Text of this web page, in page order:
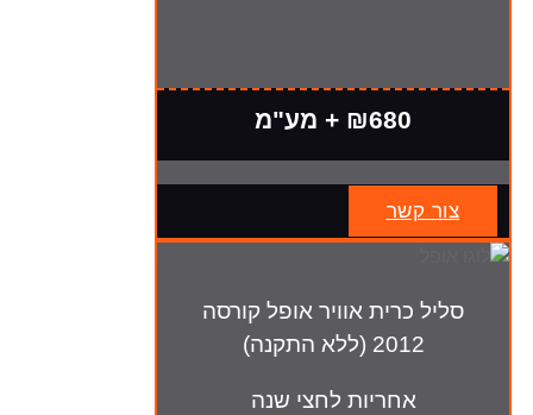
₪680 + מע"מ
צור קשר
סליל כרית אוויר אופל קורסה
2012 (ללא התקנה)
אחריות לחצי שנה